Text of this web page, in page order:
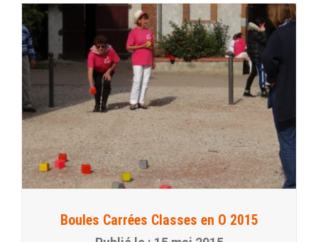
Boules Carrées Classes en O 2015